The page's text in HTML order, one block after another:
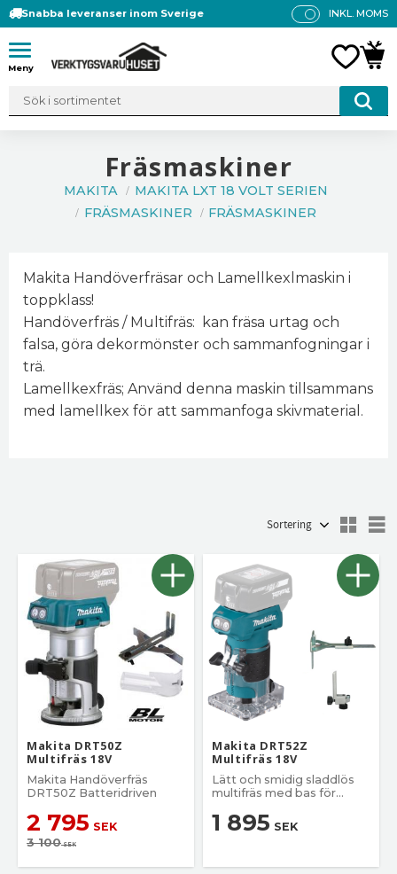
Meny
Snabba leveranser inom Sverige
P
V
S
INKL. MOMS
Fräsmaskiner
MAKITA
MAKITA LXT 18 VOLT SERIEN
FRÄSMASKINER
FRÄSMASKINER
Makita Handöverfräsar och Lamellkexlmaskin i
toppklass!
Handöverfräs / Multifräs: kan fräsa urtag och
falsa, göra dekormönster och sammanfogningar i
trä.
Lamellkexfräs; Använd denna maskin tillsammans
med lamellkex för att sammanfoga skivmaterial.
Makita DRT50Z
Multifräs 18V
Makita Handöverfräs
DRT50Z Batteridriven
2 795 SEK
3 100SEK
Makita DRT52Z
Multifräs 18V
Lätt och smidig sladdlös
multifräs med bas för
1 895 SEK